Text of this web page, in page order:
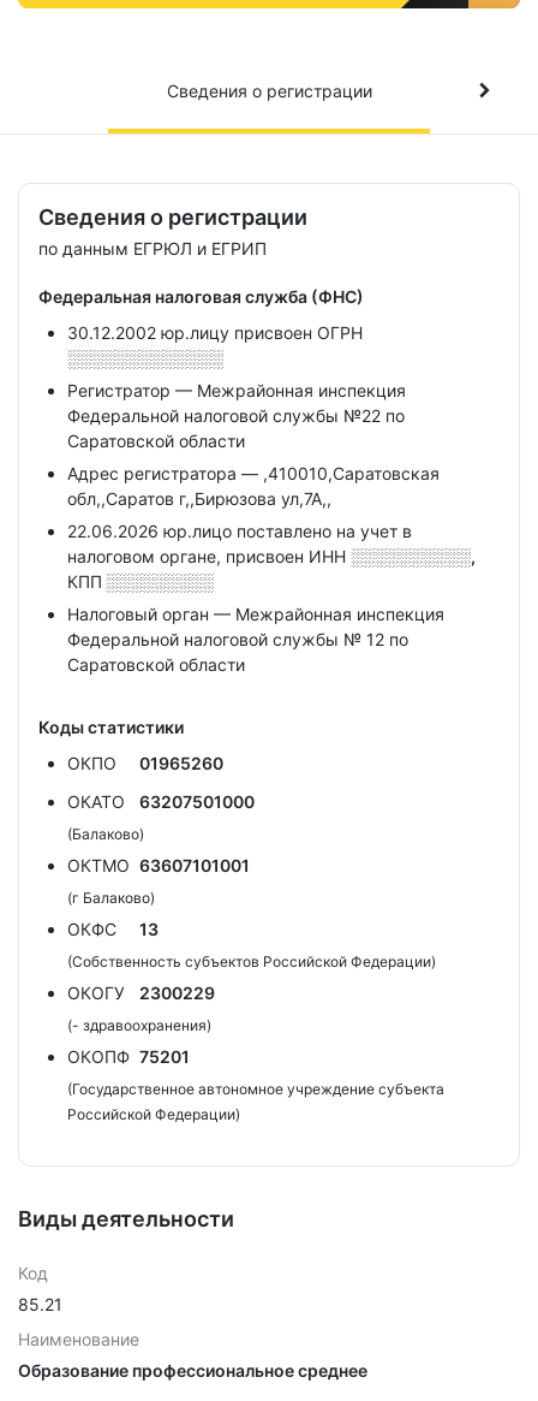
Сведения о регистрации
Сведения о регистрации
по данным ЕГРЮЛ и ЕГРИП
Федеральная налоговая служба (ФНС)
30.12.2002 юр.лицу присвоен ОГРН
░░░░░░░░░░░░░
Регистратор — Межрайонная инспекция
Федеральной налоговой службы №22 по
Саратовской области
Адрес регистратора — ,410010,Саратовская
обл,,Саратов г,,Бирюзова ул,7А,,
22.06.2026 юр.лицо поставлено на учет в
налоговом органе, присвоен ИНН ░░░░░░░░░░,
КПП ░░░░░░░░░
Налоговый орган — Межрайонная инспекция
Федеральной налоговой службы № 12 по
Саратовской области
Коды статистики
ОКПО
01965260
ОКАТО
63207501000
(Балаково)
ОКТМО 63607101001
(г Балаково)
ОКФС 13
(Собственность субъектов Российской Федерации)
ОКОГУ 2300229
(- здравоохранения)
ОКОПФ 75201
(Государственное автономное учреждение субъекта
Российской Федерации)
Виды деятельности
Код
85.21
Наименование
Образование профессиональное среднее